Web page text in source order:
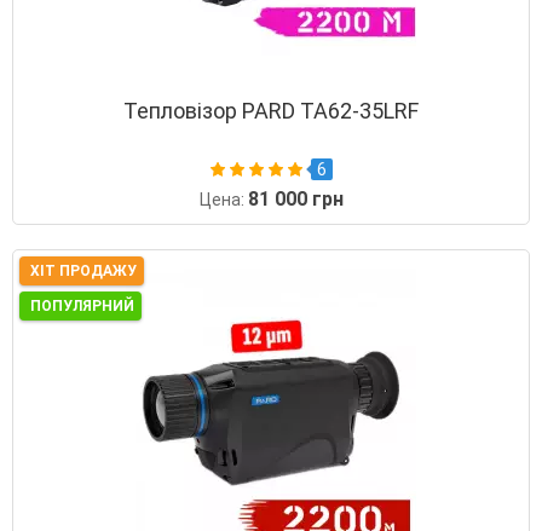
Тепловізор PARD TA62-35LRF
6
Цена: 81 000 грн
ХІТ ПРОДАЖУ
ПОПУЛЯРНИЙ